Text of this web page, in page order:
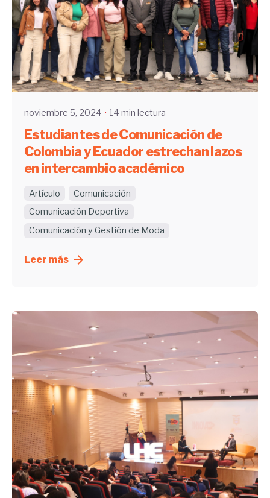
Enviado por
UHE
noviembre 5, 2024 14 min lectura
Estudiantes de Comunicación de
Colombia y Ecuador estrechan lazos
en intercambio académico
Artículo
Comunicación
Comunicación Deportiva
Comunicación y Gestión de Moda
Leer más